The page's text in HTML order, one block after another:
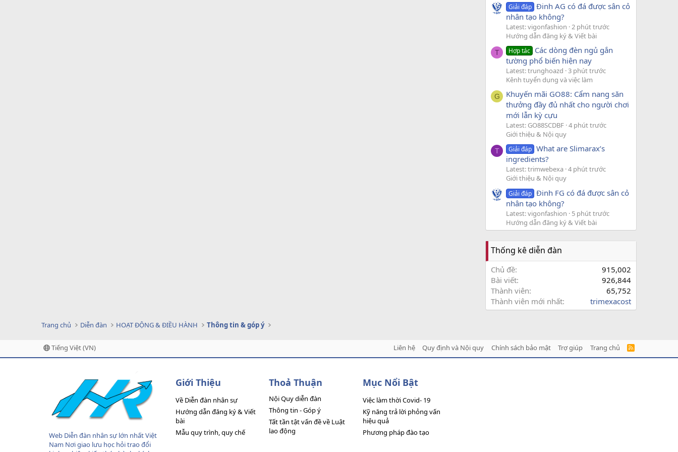
Giải đáp Đinh AG có đá được sân cỏ
nhân tạo không?
Latest: vigonfashion
2 phút trước
Hướng dẫn đăng ký & Viết bài
T Hợp tác Các dòng đèn ngủ gắn
tường phổ biến hiện nay
Latest: trunghoazd 3 phút trước
Kênh tuyển dụng và việc làm
G
Khuyến mãi GO88: Cẩm nang săn
thưởng đầy đủ nhất cho người chơi
mới lẫn kỳ cựu
Latest: GO88SCDBF 4 phút trước
Giới thiệu & Nội quy
T Giải đáp What are Slimarax’s
ingredients?
Latest: trimwebexa 4 phút trước
Giới thiệu & Nội quy
Giải đáp Đinh FG có đá được sân cỏ
nhân tạo không?
Latest: vigonfashion
5 phút trước
Hướng dẫn đăng ký & Viết bài
Thống kê diễn đàn
Chủ đề
915,002
Bài viết
926,844
Thành viên
65,752
Thành viên mới nhất
trimexacost
Trang chủ Diễn đàn HOẠT ĐỘNG & ĐIỀU HÀNH Thông tin & góp ý
Tiếng Việt (VN) Liên hệ Quy định và Nội quy Chính sách bảo mật Trợ giúp Trang chủ
R
Web Diễn đàn nhân sự lớn nhất Việt
Nam Nơi giao lưu học hỏi trao đổi
Giới Thiệu
Về Diễn đàn nhân sự
Hướng dẫn đăng ký & Viết
bài
Mẫu quy trình, quy chế
Thoả Thuận
Nội Quy diễn đàn
Thông tin - Góp ý
Tất tần tật vấn đề về Luật
lao động
Mục Nổi Bật
Việc làm thời Covid- 19
Kỹ năng trả lời phỏng vấn
hiệu quả
Phương pháp đào tạo